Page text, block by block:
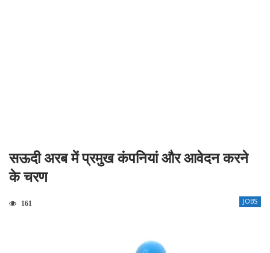
सऊदी अरब में प्रमुख कंपनियां और आवेदन करने
के चरण
JOBS
161